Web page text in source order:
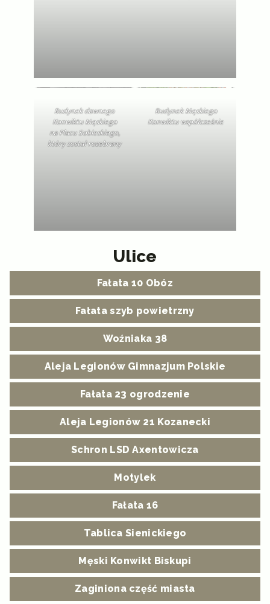
Budynek dawnego
Konwiktu Męskiego
na Placu Sobieskiego,
który został rozebrany
Budynek Męskiego
Konwiktu współcześnie
Ulice
Fałata 10 Obóz
Fałata szyb powietrzny
Woźniaka 38
Aleja Legionów Gimnazjum Polskie
Fałata 23 ogrodzenie
Aleja Legionów 21 Kozanecki
Schron LSD Axentowicza
Motylek
Fałata 16
Tablica Sienickiego
Męski Konwikt Biskupi
Zaginiona część miasta